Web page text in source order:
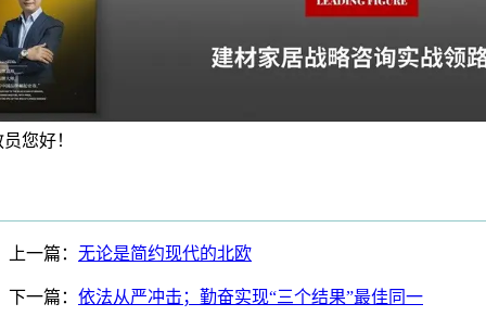
您好！
上一篇： 无论是简约现代的北欧
下一篇： 依法从严冲击；勤奋实现“三个结果”最佳同一